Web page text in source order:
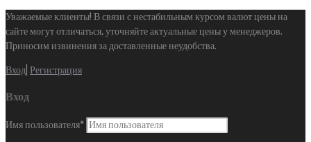
Уважаемые клиенты! В связи с нестабильным курсом валют цены на
сайте могут отличаться, уточняйте актуальные цены у менеджеров.
Приносим извинения за доставленные неудобства.
Вход Регистрация
Вход
Имя пользователя*